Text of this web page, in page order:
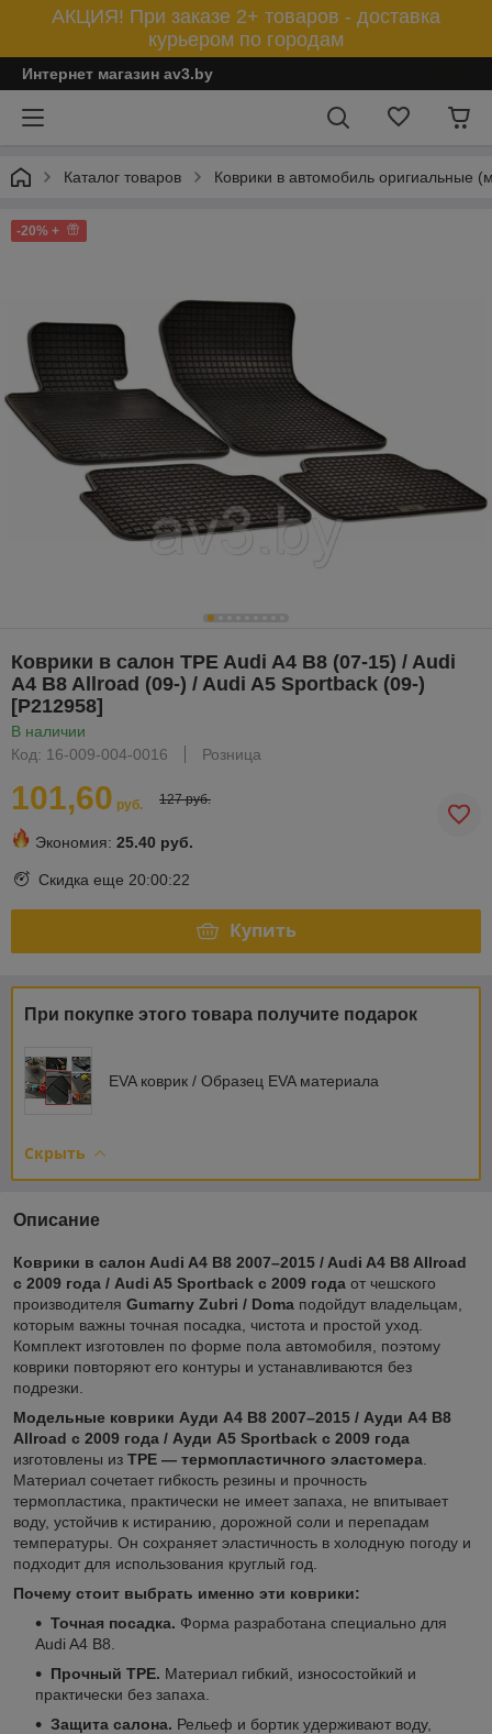
АКЦИЯ! При заказе 2+ товаров - доставка
курьером по городам
Интернет магазин av3.by
Каталог товаров Коврики в автомобиль оригиальные
-20% +
Коврики в салон TPE Audi A4 B8 (07-15) / Audi
A4 B8 Allroad (09-) / Audi A5 Sportback (09-)
[P212958]
В наличии
Код: 16-009-004-0016
Розница
101,60 руб. 127 руб.
Экономия: 25.40 руб.
Скидка еще 20:00:21
Купить
При покупке этого товара получите подарок
EVA коврик / Образец EVA материала
Скрыть
Описание
Коврики в салон Audi A4 B8 2007–2015 / Audi A4 B8 Allroad
с 2009 года / Audi A5 Sportback с 2009 года от чешского
производителя Gumarny Zubri / Doma подойдут владельцам,
которым важны точная посадка, чистота и простой уход.
Комплект изготовлен по форме пола автомобиля, поэтому
коврики повторяют его контуры и устанавливаются без
подрезки.
Модельные коврики Ауди A4 B8 2007–2015 / Ауди A4 B8
Allroad с 2009 года / Ауди A5 Sportback с 2009 года
изготовлены из TPE — термопластичного эластомера
Материал сочетает гибкость резины и прочность
термопластика, практически не имеет запаха, не впитывает
воду, устойчив к истиранию, дорожной соли и перепадам
температуры. Он сохраняет эластичность в холодную погоду и
подходит для использования круглый год.
Почему стоит выбрать именно эти коврики:
Точная посадка. Форма разработана специально для
Audi A4 B8.
Прочный TPE. Материал гибкий, износостойкий и
практически без запаха.
Защита салона. Рельеф и бортик удерживают воду,